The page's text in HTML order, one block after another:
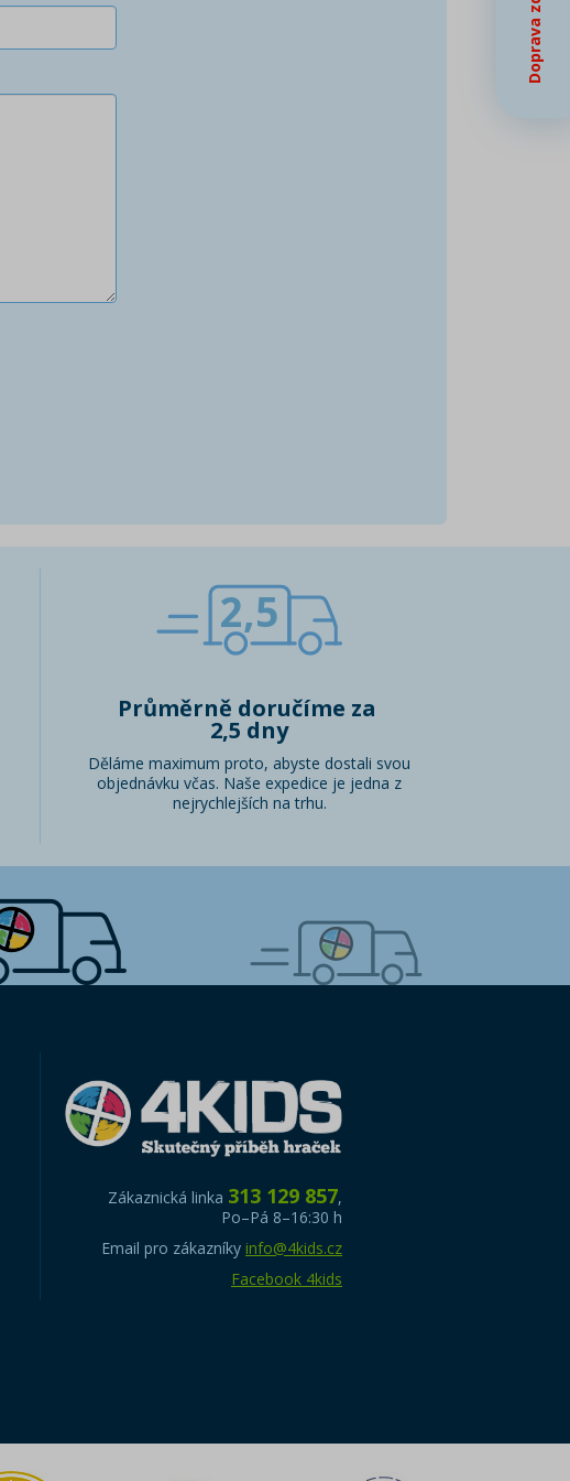
2,5
Průměrně doručíme za
2,5 dny
Děláme maximum proto, abyste dostali svou
objednávku včas. Naše expedice je jedna z
nejrychlejších na trhu.
Zákaznická linka 313 129 857,
Po–Pá 8–16:30 h
Email pro zákazníky info@4kids.cz
Facebook 4kids